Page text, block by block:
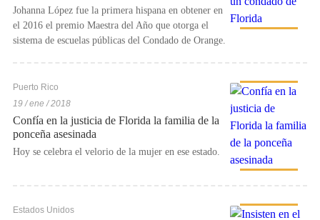
Johanna López fue la primera hispana en obtener en
el 2016 el premio Maestra del Año que otorga el
sistema de escuelas públicas del Condado de Orange.
Puerto Rico
19 / ene / 2018
Confía en la justicia de Florida la familia de la
ponceña asesinada
Hoy se celebra el velorio de la mujer en ese estado.
Estados Unidos